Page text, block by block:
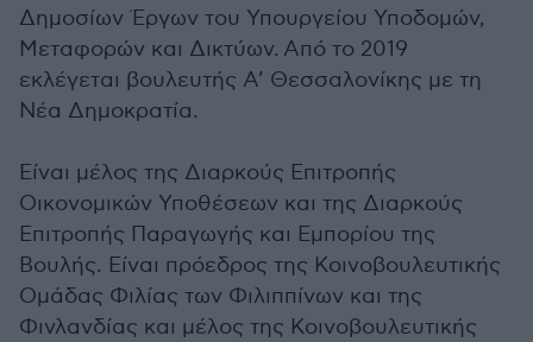
Δημοσίων Έργων του Υπουργείου Υποδομών,
Μεταφορών και Δικτύων. Από το 2019
εκλέγεται βουλευτής Α’ Θεσσαλονίκης με τη
Νέα Δημοκρατία.
Είναι μέλος της Διαρκούς Επιτροπής
Οικονομικών Υποθέσεων και της Διαρκούς
Επιτροπής Παραγωγής και Εμπορίου της
Βουλής. Είναι πρόεδρος της Κοινοβουλευτικής
Ομάδας Φιλίας των Φιλιππίνων και της
Φινλανδίας και μέλος της Κοινοβουλευτικής